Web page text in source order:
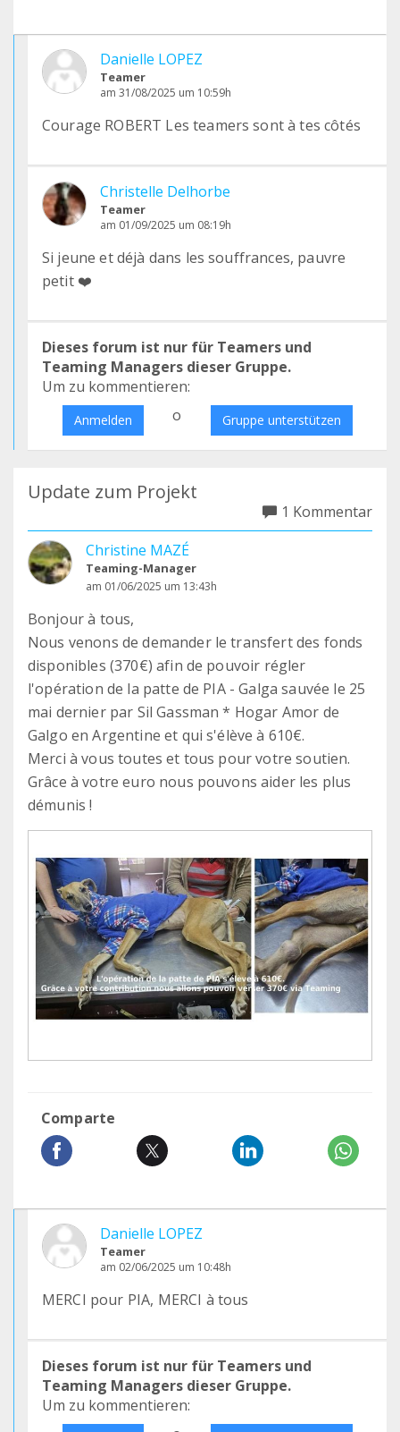
Danielle LOPEZ
Teamer
am 31/08/2025 um 10:59h
Courage ROBERT Les teamers sont à tes côtés
Christelle Delhorbe
Teamer
am 01/09/2025 um 08:19h
Si jeune et déjà dans les souffrances, pauvre
petit ❤️
Dieses forum ist nur für Teamers und
Teaming Managers dieser Gruppe.
Um zu kommentieren:
Anmelden o Gruppe unterstützen
Update zum Projekt
1 Kommentar
Christine MAZÉ
Teaming-Manager
am 01/06/2025 um 13:43h
Bonjour à tous,
Nous venons de demander le transfert des fonds
disponibles (370€) afin de pouvoir régler
l'opération de la patte de PIA - Galga sauvée le 25
mai dernier par Sil Gassman * Hogar Amor de
Galgo en Argentine et qui s'élève à 610€.
Merci à vous toutes et tous pour votre soutien.
Grâce à votre euro nous pouvons aider les plus
démunis !
Comparte
Danielle LOPEZ
Teamer
am 02/06/2025 um 10:48h
MERCI pour PIA, MERCI à tous
Dieses forum ist nur für Teamers und
Teaming Managers dieser Gruppe.
Um zu kommentieren: